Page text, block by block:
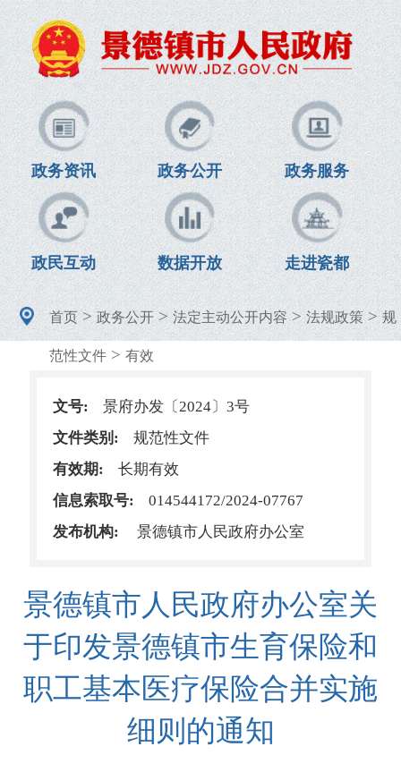
政务资讯 政务公开 政务服务
政民互动 数据开放 走进瓷都
首页>政务公开>法定主动公开内容>法规政策>规
范性文件> 有效
文号:
景府办发〔2024〕3号
文件类别:
规范性文件
有效期:
长期有效
信息索取号:
014544172/2024-07767
发布机构:
景德镇市人民政府办公室
景德镇市人民政府办公室关
于印发景德镇市生育保险和
职工基本医疗保险合并实施
细则的通知